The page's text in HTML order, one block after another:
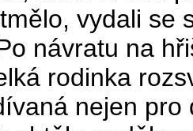
vydali se
návratu na
rodinka
nejen pro